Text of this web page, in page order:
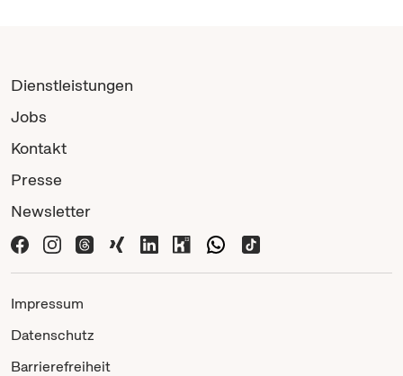
Dienstleistungen
Jobs
Kontakt
Presse
Newsletter
Impressum
Datenschutz
Barrierefreiheit